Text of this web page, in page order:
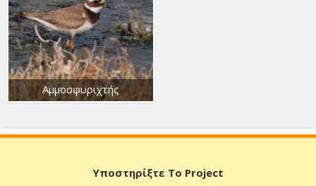
Αμμοσφυριχτής
Υποστηρίξτε Το Project